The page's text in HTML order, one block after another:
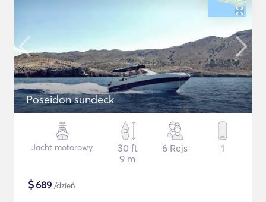
Poseidon sundeck
Jacht motorowy
30 ft
9 m
6 Rejs 1
$689 /dzień